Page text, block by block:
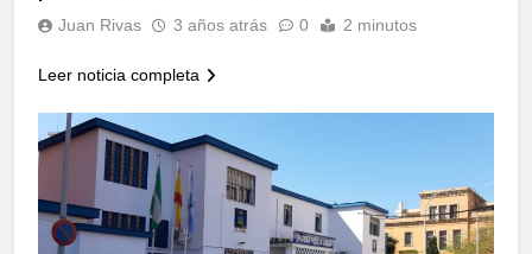
Juan Rivas 3 años atrás 0 2 minutos
Leer noticia completa